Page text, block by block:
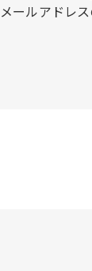
メールアドレ